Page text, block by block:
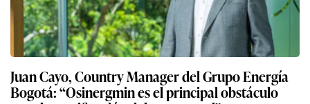
Juan Cayo, Country Manager del Grupo Energía
Bogotá: “Osinergmin es el principal obstáculo